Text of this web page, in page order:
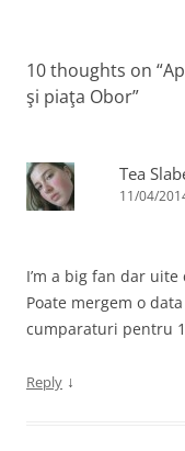
10 thoughts on “
şi piaţa Obor”
Tea
11/04/
I’m a big fan dar
Poate mergem o
cumparaturi pentru
Reply ↓